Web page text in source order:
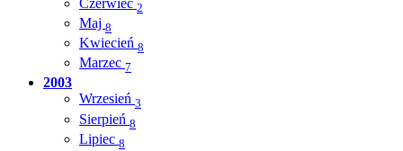
2
Maj 8
Kwiecień 8
Marzec 7
2003
Wrzesień 3
Sierpień 8
Lipiec 8